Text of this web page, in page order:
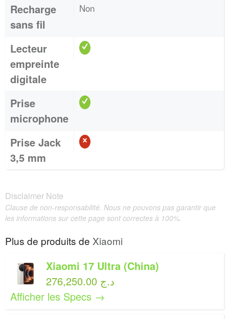
Recharge
sans fil
Non
Lecteur
empreinte
digitale
Prise
microphone
Prise Jack
3,5 mm
Disclaimer Note
Clause de non-responsabilité. Nous ne pouvons pas garantir que
les informations sur cette page sont correctes à 100%.
Plus de produits de Xiaomi
Xiaomi 17 Ultra (China)
276,250.00 د.ج
Afficher les Specs →